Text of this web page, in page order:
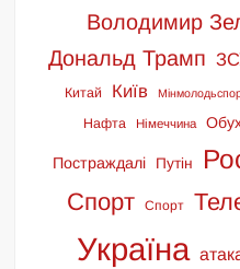
Володимир
Дональд Трамп
Китай Київ
Нафта Німеччина
Постраждалі Путін
Спорт Спорт
Україна